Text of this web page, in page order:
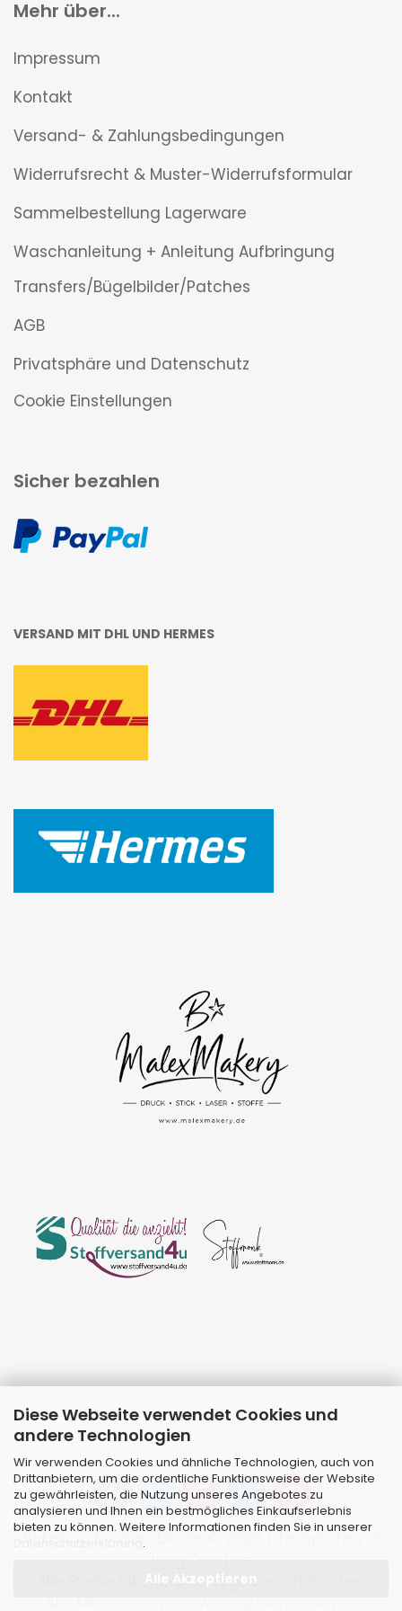
Diese Webseite verwendet Cookies und
andere Technologien
Wir verwenden Cookies und ähnliche Technologien, auch von
Drittanbietern, um die ordentliche Funktionsweise der Website
zu gewährleisten, die Nutzung unseres Angebotes zu
analysieren und Ihnen ein bestmögliches Einkaufserlebnis
bieten zu können. Weitere Informationen finden Sie in unserer
.
Alle Akzeptieren
Mehr über...
Impressum
Kontakt
Versand- & Zahlungsbedingungen
Widerrufsrecht & Muster-Widerrufsformular
Sammelbestellung Lagerware
Waschanleitung + Anleitung Aufbringung
Transfers/Bügelbilder/Patches
AGB
Privatsphäre und Datenschutz
Cookie Einstellungen
Sicher bezahlen
VERSAND MIT DHL UND HERMES
Webshopby Gambio.de © 2026 | Template von
Alle Preise inkl. MwSt. & zzgl. Versandkosten